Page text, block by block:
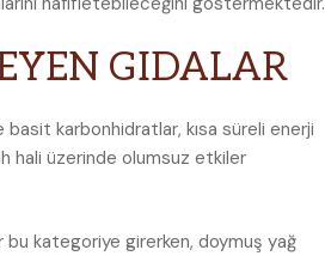
GIDALAR
karbonhidratlar, kısa süreli enerji
hali üzerinde olumsuz etkiler
bu kategoriye girerken, doymuş yağ